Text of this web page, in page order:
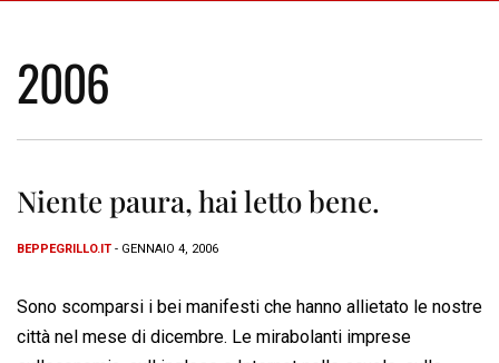
2006
Niente paura, hai letto bene.
BEPPEGRILLO.IT - GENNAIO 4, 2006
Sono scomparsi i bei manifesti che hanno allietato le nostre
città nel mese di dicembre. Le mirabolanti imprese